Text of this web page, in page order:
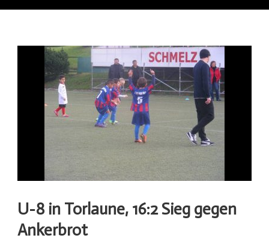
U-8 in Torlaune, 16:2 Sieg gegen
Ankerbrot